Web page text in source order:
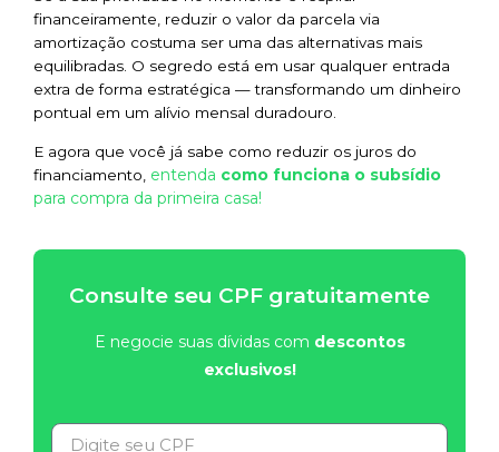
financeiramente, reduzir o valor da parcela via
amortização costuma ser uma das alternativas mais
equilibradas. O segredo está em usar qualquer entrada
extra de forma estratégica — transformando um dinheiro
pontual em um alívio mensal duradouro.
E agora que você já sabe como reduzir os juros do
financiamento, entenda como funciona o subsídio
para compra da primeira casa!
Consulte seu CPF gratuitamente
E negocie suas dívidas com descontos
exclusivos!